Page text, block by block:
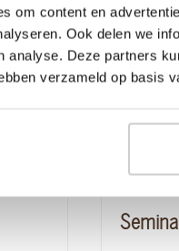
om content en
Ook delen we
analyse. Deze partners
verzameld op basis